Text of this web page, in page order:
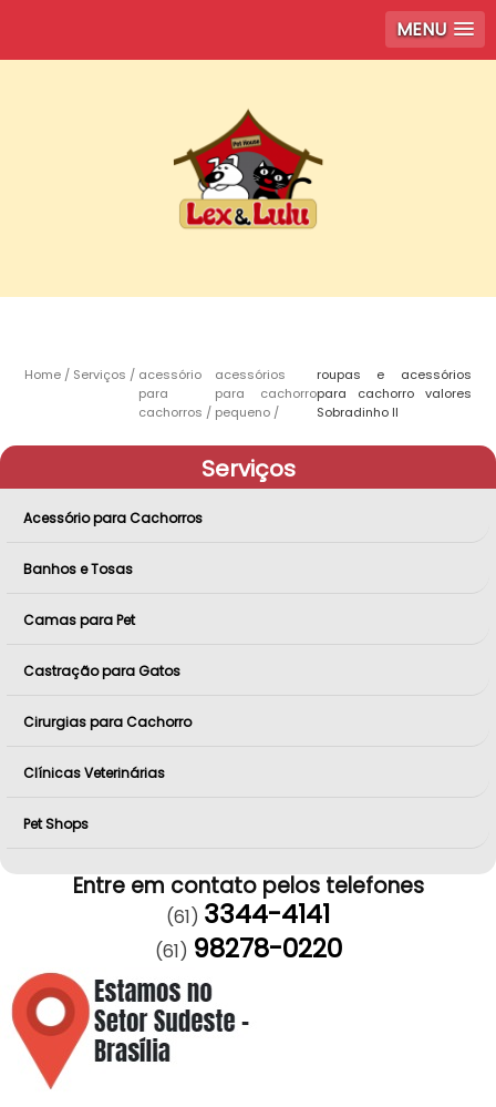
MENU
Home Serviços
acessório
para
cachorros
acessórios
para cachorro
pequeno
roupas e acessórios
para cachorro valores
Sobradinho ll
Serviços
Acessório para Cachorros
Banhos e Tosas
Camas para Pet
Castração para Gatos
Cirurgias para Cachorro
Clínicas Veterinárias
Pet Shops
Entre em contato pelos telefones
(61) 3344-4141
(61) 98278-0220